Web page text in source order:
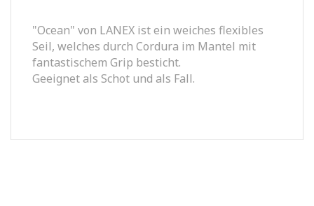
"Ocean" von LANEX ist ein weiches flexibles
Seil, welches durch Cordura im Mantel mit
fantastischem Grip besticht.
Geeignet als Schot und als Fall.